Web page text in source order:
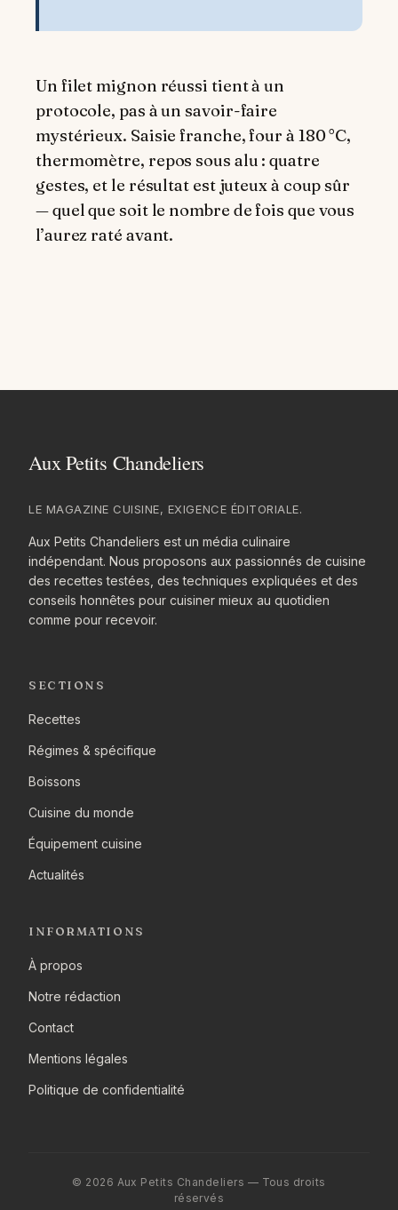
Un filet mignon réussi tient à un
protocole, pas à un savoir-faire
mystérieux. Saisie franche, four à 180 °C,
thermomètre, repos sous alu : quatre
gestes, et le résultat est juteux à coup sûr
— quel que soit le nombre de fois que vous
l’aurez raté avant.
LE MAGAZINE CUISINE, EXIGENCE ÉDITORIALE.
Aux Petits Chandeliers est un média culinaire
indépendant. Nous proposons aux passionnés de cuisine
des recettes testées, des techniques expliquées et des
conseils honnêtes pour cuisiner mieux au quotidien
comme pour recevoir.
SECTIONS
Recettes
Régimes & spécifique
Boissons
Cuisine du monde
Équipement cuisine
Actualités
INFORMATIONS
À propos
Notre rédaction
Contact
Mentions légales
Politique de confidentialité
© 2026 Aux Petits Chandeliers — Tous droits
réservés